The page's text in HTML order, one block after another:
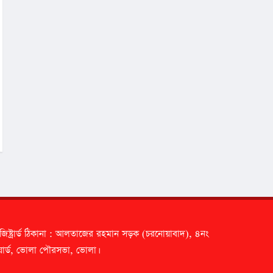
ঠিকানা : আলতাজের রহমান সড়ক (চরনোয়াবাদ), ৪নং
ভোলা পৌরসভা, ভোলা।